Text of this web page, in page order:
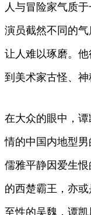
人与冒险家气质
演员截然不同的
让人难以琢磨。
到美术家古怪、神
在大众的眼中，
情的中国内地型男
儒雅平静因爱生
的西楚霸王，亦
至性的吴魏，谭